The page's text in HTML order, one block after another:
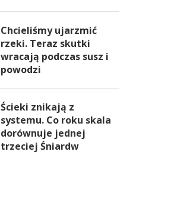
Chcieliśmy ujarzmić
rzeki. Teraz skutki
wracają podczas susz i
powodzi
Ścieki znikają z
systemu. Co roku skala
dorównuje jednej
trzeciej Śniardw